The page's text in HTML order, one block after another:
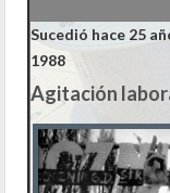
Sucedió hace 25
1988
Agitación